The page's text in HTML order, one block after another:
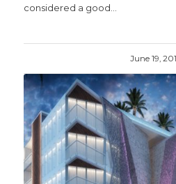
considered a good…
June 19,